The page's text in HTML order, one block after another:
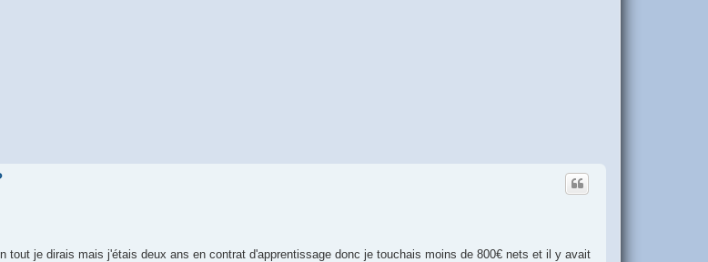
tout je dirais mais j'étais deux ans en contrat d'apprentissage donc je touchais moins de 800€ nets et il y avait